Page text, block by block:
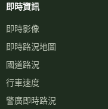
即時資訊
即時影像
即時路況地圖
國道路況
行車速度
警廣即時路況